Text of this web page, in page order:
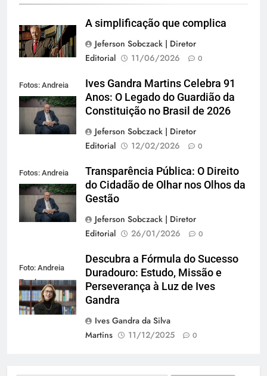
A simplificação que complica
Jeferson Sobczack | Diretor
Editorial
11/06/2026 0
Fotos: Andreia
Tarelow
Ives Gandra Martins Celebra 91
Anos: O Legado do Guardião da
Constituição no Brasil de 2026
Jeferson Sobczack | Diretor
Editorial
12/02/2026 0
Fotos: Andreia
Tarelow
Transparência Pública: O Direito
do Cidadão de Olhar nos Olhos da
Gestão
Jeferson Sobczack | Diretor
Editorial
26/01/2026 0
Foto: Andreia
Tarelow
Descubra a Fórmula do Sucesso
Duradouro: Estudo, Missão e
Perseverança à Luz de Ives
Gandra
Ives Gandra da Silva
Martins
11/12/2025 0